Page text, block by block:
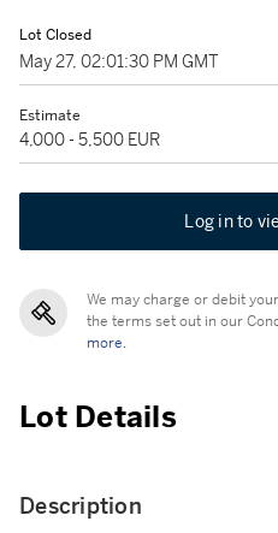
Lot Closed
May 27, 02:01:30 PM GMT
Estimate
4,000 - 5,500 EUR
Log in to
We may charge or debit
the terms set out in our
more.
Lot Details
Description